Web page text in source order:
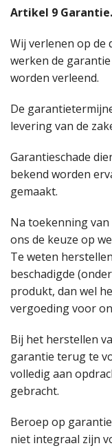
Artikel 9 Garantie.
Wij verlenen op de
werken de
worden verleend.
De
levering van de
Garantieschade
bekend worden
gemaakt.
Na toekenning
ons de keuze op
Te weten
beschadigde
produkt, dan wel
vergoeding voor
Bij het herstellen
garantie terug te
volledig aan
gebracht.
Beroep op
niet integraal zijn